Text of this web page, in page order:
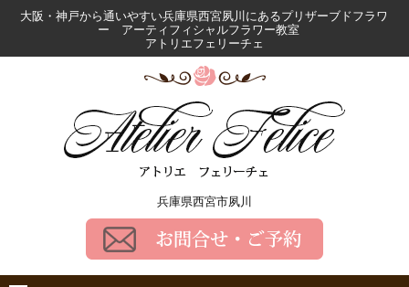
大阪・神戸から通いやすい兵庫県西宮夙川にあるプリザーブドフラワ
ー アーティフィシャルフラワー教室
アトリエフェリーチェ
兵庫県西宮市夙川